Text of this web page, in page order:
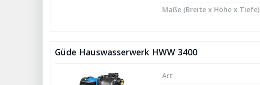
Maße (Breite x Höhe x Tiefe)
Güde Hauswasserwerk HWW 3400
Art